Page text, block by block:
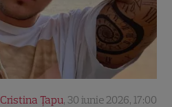
Cristina Țapu, 30 iunie 2026, 17:00